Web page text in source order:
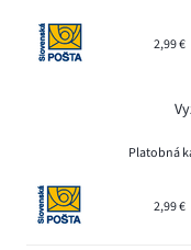
2,99 €
Platobná
2,99 €